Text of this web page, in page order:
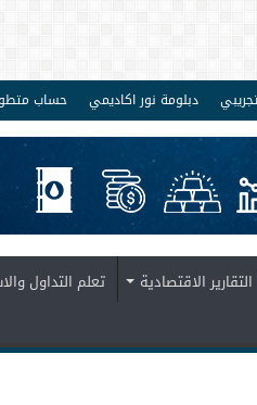
دبلومة نور اكاديمي حساب
التقارير الاقتصادية تعلم التداول